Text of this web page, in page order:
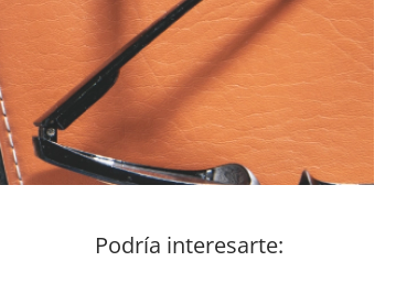
Podría interesarte: